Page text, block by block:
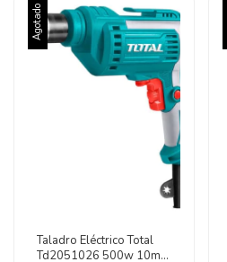
Agotado
Taladro Eléctrico Total
Td2051026 500w 10mm